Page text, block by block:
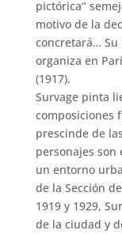
pictórica‘’
motivo de la
concretará…
organiza en
(1917).
Survage pinta
composiciones
prescinde de
personajes son
un entorno
de la Sección
1919 y 1929,
de la ciudad y